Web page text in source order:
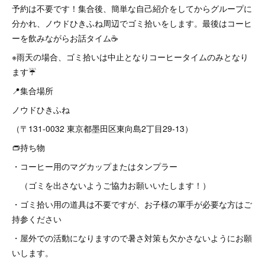
予約は不要です！集合後、簡単な自己紹介をしてからグループに
分かれ、ノウドひきふね周辺でゴミ拾いをします。最後はコーヒ
ーを飲みながらお話タイム☕️
※雨天の場合、ゴミ拾いは中止となりコーヒータイムのみとなり
ます☔️
📍集合場所
ノウドひきふね
（〒131-0032 東京都墨田区東向島2丁目29-13）
👝持ち物
・コーヒー用のマグカップまたはタンプラー
（ゴミを出さないようご協力お願いいたします！）
・ゴミ拾い用の道具は不要ですが、お子様の軍手が必要な方はご
持参ください
・屋外での活動になりますので暑さ対策も欠かさないようにお願
いします。